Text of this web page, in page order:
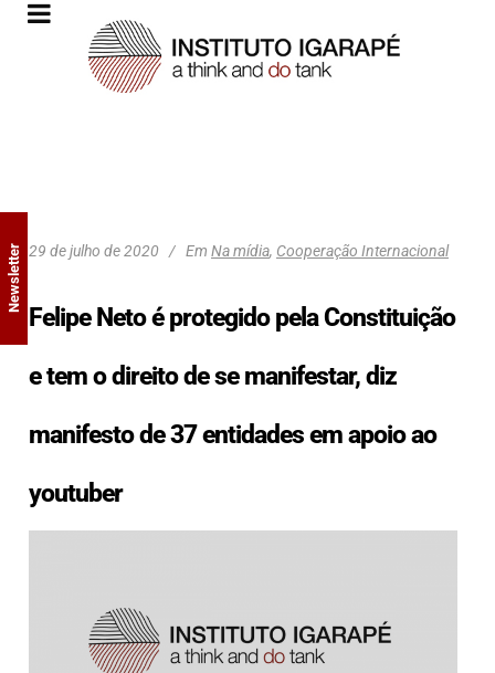
29 de julho de 2020 Em Na mídia, Cooperação Internacional
Felipe Neto é protegido pela Constituição
e tem o direito de se manifestar, diz
manifesto de 37 entidades em apoio ao
youtuber
Newsletter